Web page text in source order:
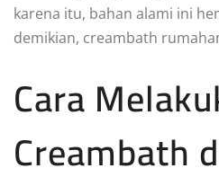
karena itu, bahan alami ini
demikian, creambath
Cara
Creambath